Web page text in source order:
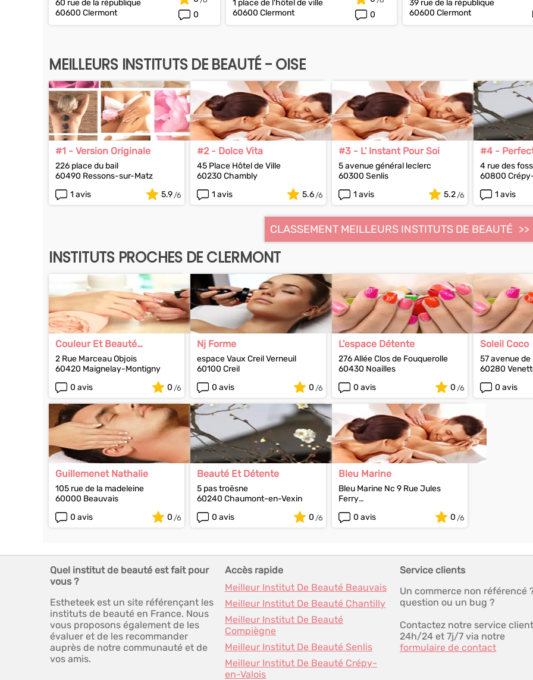
60 rue de la république
60600 Clermont
0
1 place de l'hôtel de ville
60600 Clermont
0
39 rue de la république
60600 Clermont
MEILLEURS INSTITUTS DE BEAUTÉ - OISE
#1 - Version Originale
226 place du bail
60490 Ressons-sur-Matz
1 avis
5.9
#2 - Dolce Vita
45 Place Hôtel de Ville
60230 Chambly
1 avis
5.6
#3 - L' Instant Pour Soi
5 avenue général leclerc
60300 Senlis
1 avis
5.2
#4 -
4 rue des
60800
1 avis
CLASSEMENT MEILLEURS INSTITUTS DE BEAUTÉ
INSTITUTS PROCHES DE CLERMONT
Couleur Et Beauté
Esthetique
2 Rue Marceau Objois
60420 Maignelay-Montigny
0 avis
0
Nj Forme
espace Vaux Creil Verneuil
60100 Creil
0 avis
0
L'espace Détente
276 Allée Clos de Fouquerolle
60430 Noailles
0 avis
0
Soleil Coco
57 avenue
60280
0 avis
Guillemenet Nathalie
105 rue de la madeleine
60000 Beauvais
0 avis
0
Beauté Et Détente
5 pas troësne
60240 Chaumont-en-Vexin
0 avis
0
Bleu Marine
Bleu Marine Nc 9 Rue Jules
Ferry
0 avis 0
Quel institut de beauté est fait pour
vous ?
Estheteek est un site référençant les
instituts de beauté en France. Nous
vous proposons également de les
évaluer et de les recommander
auprès de notre communauté et de
vos amis.
Accès rapide
Meilleur Institut De Beauté Beauvais
Meilleur Institut De Beauté Chantilly
Meilleur Institut De Beauté
Compiègne
Meilleur Institut De Beauté Senlis
Meilleur Institut De Beauté Crépy-
en-Valois
Service clients
Un commerce non référencé
question ou un bug ?
Contactez notre service client
24h/24 et 7j/7 via notre
formulaire de contact